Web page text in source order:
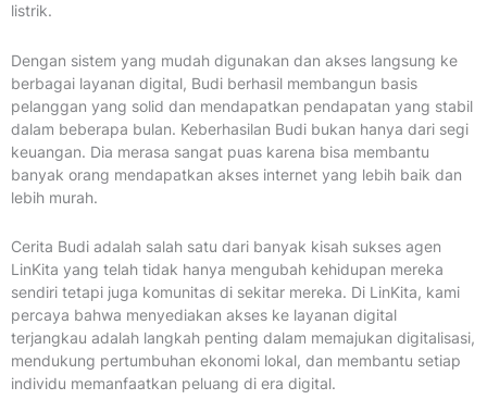
listrik.
Dengan sistem yang mudah digunakan dan akses langsung ke
berbagai layanan digital, Budi berhasil membangun basis
pelanggan yang solid dan mendapatkan pendapatan yang stabil
dalam beberapa bulan. Keberhasilan Budi bukan hanya dari segi
keuangan. Dia merasa sangat puas karena bisa membantu
banyak orang mendapatkan akses internet yang lebih baik dan
lebih murah.
Cerita Budi adalah salah satu dari banyak kisah sukses agen
LinKita yang telah tidak hanya mengubah kehidupan mereka
sendiri tetapi juga komunitas di sekitar mereka. Di LinKita, kami
percaya bahwa menyediakan akses ke layanan digital
terjangkau adalah langkah penting dalam memajukan digitalisasi,
mendukung pertumbuhan ekonomi lokal, dan membantu setiap
individu memanfaatkan peluang di era digital.